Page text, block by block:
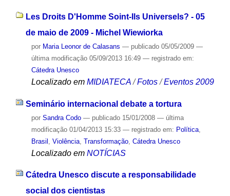
Les Droits D'Homme Soint-Ils Universels? - 05
de maio de 2009 - Michel Wiewiorka
por Maria Leonor de Calasans — publicado05/05/2009 —
última modificação05/09/2013 16:49 — registrado em:
Cátedra Unesco
Localizado em MIDIATECA /Fotos /Eventos 2009
Seminário internacional debate a tortura
por Sandra Codo — publicado15/01/2008 — última
modificação01/04/2013 15:33 — registrado em: Política,
Brasil Violência, Transformação, Cátedra Unesco
Localizado em NOTÍCIAS
Cátedra Unesco discute a responsabilidade
social dos cientistas